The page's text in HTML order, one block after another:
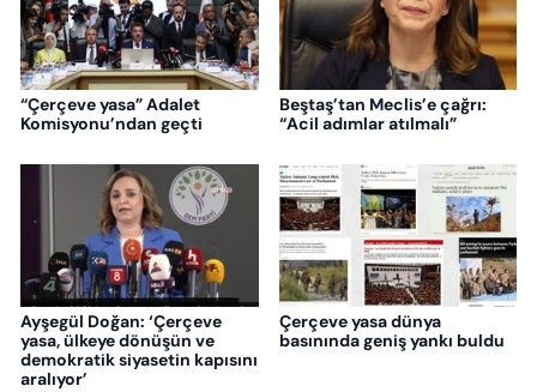
“Çerçeve yasa” Adalet
Komisyonu’ndan geçti
Beştaş’tan Meclis’e çağrı:
“Acil adımlar atılmalı”
Ayşegül Doğan: ‘Çerçeve
yasa, ülkeye dönüşün ve
demokratik siyasetin kapısını
aralıyor’
Çerçeve yasa dünya
basınında geniş yankı buldu